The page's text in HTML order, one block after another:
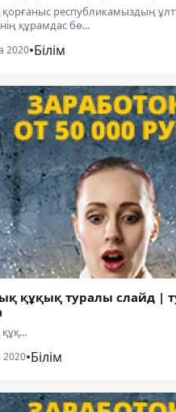
қорғаныс республикамыздың
құрамдас бө...
2020•Білім
құқық туралы слайд |
2020•Білім